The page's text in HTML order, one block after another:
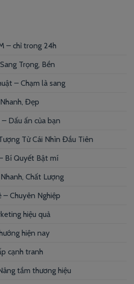
– chỉ trong 24h
Trọng, Bền
– Chạm là sang
Đẹp
Dấu ấn của bạn
Từ Cái Nhìn Đầu Tiên
Bí Quyết Bật mí
Chất Lượng
– Chuyên Nghiệp
hiệu quả
hiện nay
cạnh tranh
tầm thương hiệu